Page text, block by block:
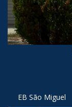
EB São Miguel